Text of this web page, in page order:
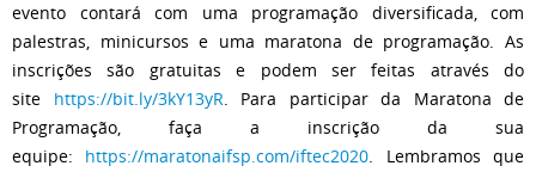
evento contará com uma programação diversificada, com
palestras, minicursos e uma maratona de programação. As
inscrições são gratuitas e podem ser feitas através do
site https://bit.ly/3kY13yR. Para participar da Maratona de
Programação, faça a inscrição da sua
equipe: https://maratonaifsp.com/iftec2020. Lembramos que